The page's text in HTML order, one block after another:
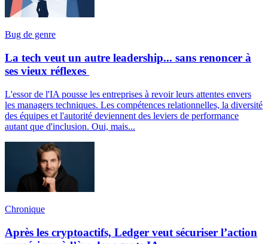
Bug de genre
La tech veut un autre leadership... sans renoncer à
ses vieux réflexes
L'essor de l'IA pousse les entreprises à revoir leurs attentes envers
les managers techniques. Les compétences relationnelles, la diversité
des équipes et l'autorité deviennent des leviers de performance
autant que d'inclusion. Oui, mais...
Chronique
Après les cryptoactifs, Ledger veut sécuriser l’action